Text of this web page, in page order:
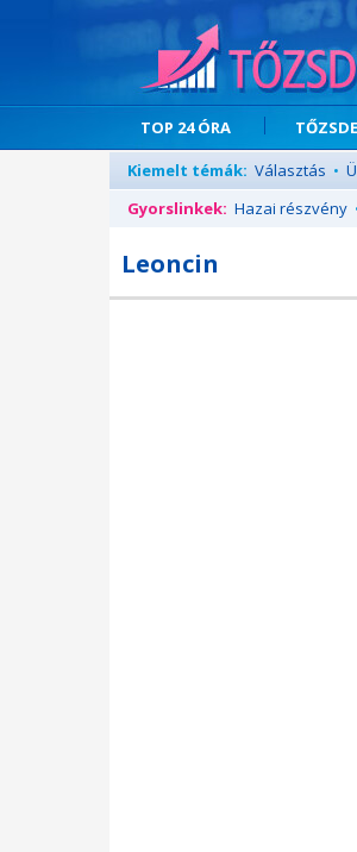
TOP 24 ÓRA
Kiemelt témák: Választás •
Gyorslinkek: Hazai részvény
Leoncin